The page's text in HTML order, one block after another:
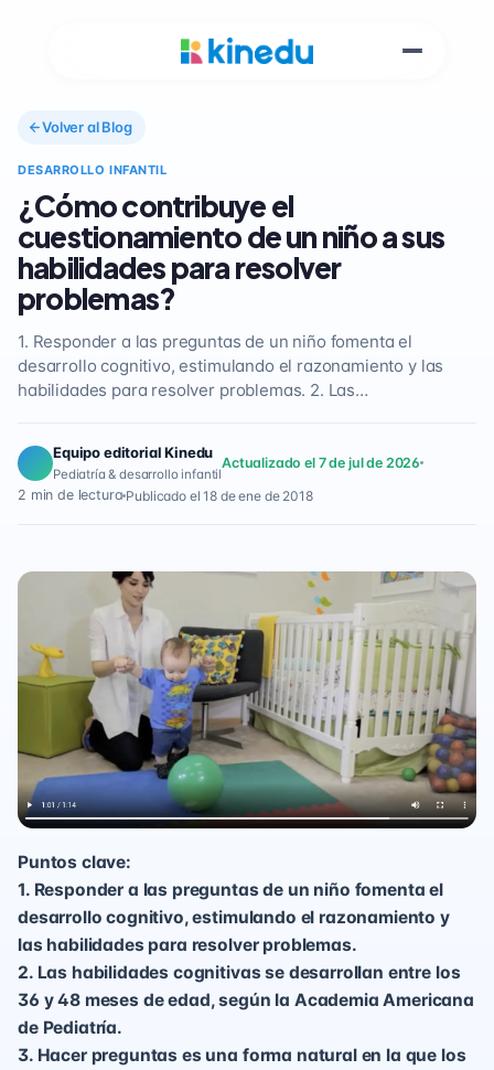
Volver al Blog
DESARROLLO INFANTIL
¿Cómo contribuye el
cuestionamiento de un niño a sus
habilidades para resolver
problemas?
1. Responder a las preguntas de un niño fomenta el
desarrollo cognitivo, estimulando el razonamiento y las
habilidades para resolver problemas. 2. Las…
Equipo editorial Kinedu
Pediatría & desarrollo infantil
Actualizado el 7 de jul de 2026
2 min de lectura Publicado el 18 de ene de 2018
Puntos clave:
1. Responder a las preguntas de un niño fomenta el
desarrollo cognitivo, estimulando el razonamiento y
las habilidades para resolver problemas.
2. Las habilidades cognitivas se desarrollan entre los
36 y 48 meses de edad, según la Academia Americana
de Pediatría.
3. Hacer preguntas es una forma natural en la que los